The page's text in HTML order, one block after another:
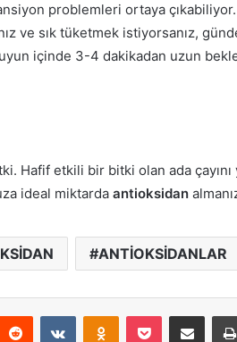
problemleri ortaya
ve sık tüketmek istiyorsanız,
içinde 3-4 dakikadan uzun
Hafif etkili bir bitki olan ada çayını
ideal miktarda antioksidan
ANTİOKSİDANLAR
Reddit VKontakteOdnoklassniki
Pocket E-Posta ile